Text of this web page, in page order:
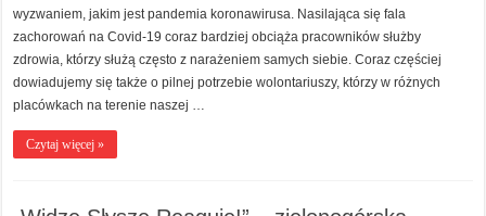
wyzwaniem, jakim jest pandemia koronawirusa. Nasilająca się fala
zachorowań na Covid-19 coraz bardziej obciąża pracowników służby
zdrowia, którzy służą często z narażeniem samych siebie. Coraz częściej
dowiadujemy się także o pilnej potrzebie wolontariuszy, którzy w różnych
placówkach na terenie naszej …
Czytaj więcej »